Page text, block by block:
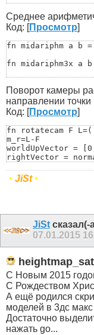
)
-- example
-- round_to 3.625 2			->
fn minimum_3 a
fn minimumArr Arr
a=Arr[Arr.count-1]
for i=Arr.count-1
if a>Arr[i+1] then
)
return a
)
fn maximumArr Arr
a=Arr[Arr.count-1]
for i=Arr.count-1
(
if a<Arr[i+1] then
)
return a
Среднее
Код: [Просмотр]
fn midariphm a b
fn midariphm3x a
	a=0
	for i=1 to Arr.count do(a+=Arr[i])
	b=a/Arr.count
	return b
	)
Поворот камеры
направлении
Код: [Просмотр]
fn rotatecam F L=(
m_r=L-F
worldUpVector =
rightVector =
return cam_rotate)
• JiSt•
JiSt сказал(-
07.01.2015
С Новым 2015
С Рождеством
А ещё родился
моделей в 3дс
Достаточно
нажать go...